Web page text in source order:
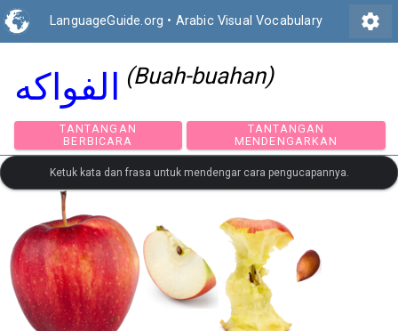
LanguageGuide.org • Arabic Visual Vocabulary settings
الفواكه (Buah-buahan)
TANTANGAN
BERBICARA
TANTANGAN
MENDENGARKAN
Ketuk kata dan frasa untuk mendengar cara pengucapannya.